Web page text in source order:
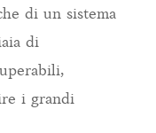
di un sistema
di
i grandi